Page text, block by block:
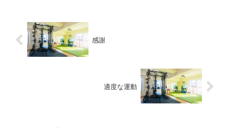
感謝
適度な運動